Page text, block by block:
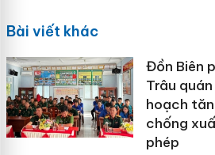
Bài viết khác
Đồn Biên
Trâu
hoạch
chống
phép